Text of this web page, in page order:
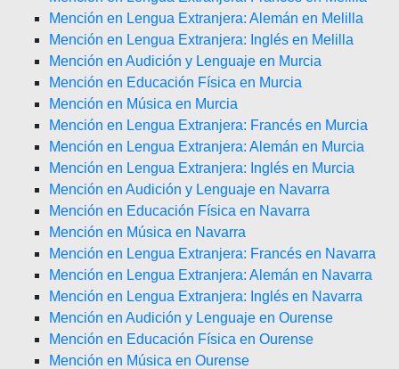
Mención en Lengua Extranjera: Alemán en Melilla
Mención en Lengua Extranjera: Inglés en Melilla
Mención en Audición y Lenguaje en Murcia
Mención en Educación Física en Murcia
Mención en Música en Murcia
Mención en Lengua Extranjera: Francés en Murcia
Mención en Lengua Extranjera: Alemán en Murcia
Mención en Lengua Extranjera: Inglés en Murcia
Mención en Audición y Lenguaje en Navarra
Mención en Educación Física en Navarra
Mención en Música en Navarra
Mención en Lengua Extranjera: Francés en Navarra
Mención en Lengua Extranjera: Alemán en Navarra
Mención en Lengua Extranjera: Inglés en Navarra
Mención en Audición y Lenguaje en Ourense
Mención en Educación Física en Ourense
Mención en Música en Ourense